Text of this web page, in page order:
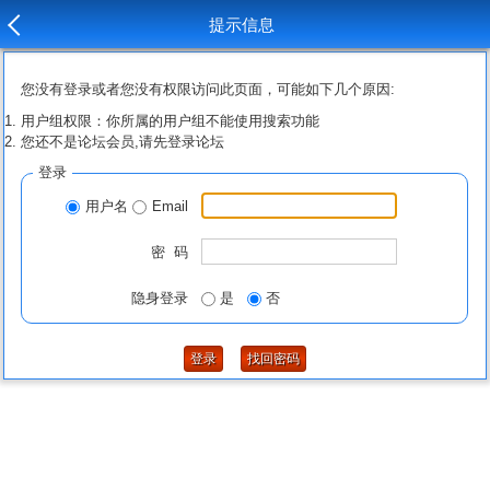
提示信息
您没有登录或者您没有权限访问此页面，可能如下几个原因:
用户组权限：你所属的用户组不能使用搜索功能
您还不是论坛会员,请先登录论坛
登录
用户名 Email
密 码
隐身登录 是 否